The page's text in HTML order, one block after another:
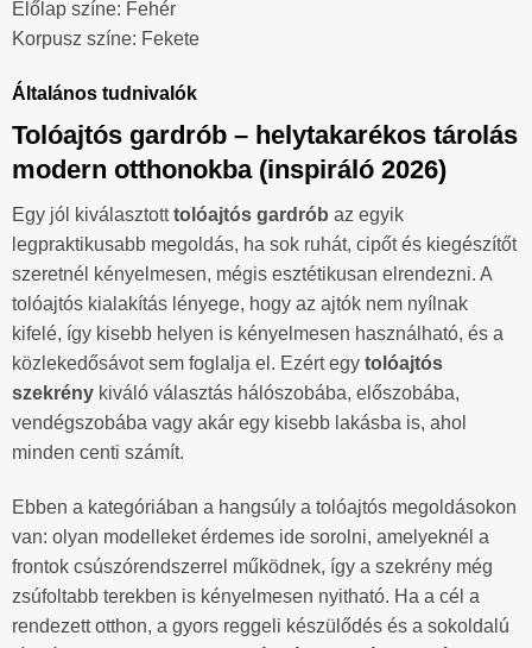
Előlap színe: Fehér
Korpusz színe: Fekete
Általános tudnivalók
Tolóajtós gardrób – helytakarékos tárolás
modern otthonokba (inspiráló 2026)
Egy jól kiválasztotttolóajtós gardrób az egyik
legpraktikusabb megoldás, ha sok ruhát, cipőt és kiegészítőt
szeretnél kényelmesen, mégis esztétikusan elrendezni. A
tolóajtós kialakítás lényege, hogy az ajtók nem nyílnak
kifelé, így kisebb helyen is kényelmesen használható, és a
közlekedősávot sem foglalja el. Ezért egy tolóajtós
szekrény kiváló választás hálószobába, előszobába,
vendégszobába vagy akár egy kisebb lakásba is, ahol
minden centi számít.
Ebben a kategóriában a hangsúly a tolóajtós megoldásokon
van: olyan modelleket érdemes ide sorolni, amelyeknél a
frontok csúszórendszerrel működnek, így a szekrény még
zsúfoltabb terekben is kényelmesen nyitható. Ha a cél a
rendezett otthon, a gyors reggeli készülődés és a sokoldalú